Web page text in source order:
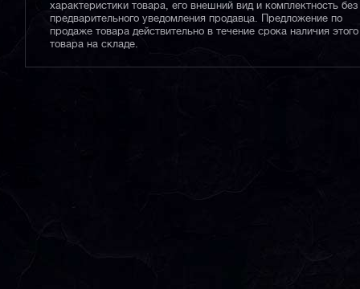
характеристики товара, его внешний вид и комплектность без
предварительного уведомления продавца. Предложение по
продаже товара действительно в течение срока наличия этого
товара на складе.